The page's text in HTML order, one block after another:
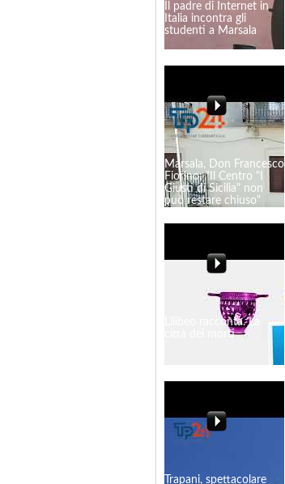
Il padre di Internet in
Italia incontra gli
studenti a Marsala
Marsala, Don Francesco
Fiorino: "Il Centro "I
Giusti di Sicilia" non
può restare chiuso"
Lilibeo racconta. La
città dei morti
Trapani, spettacolare